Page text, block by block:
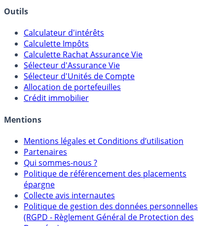
Calculateur d'intérêts
Calculette Impôts
Calculette Rachat Assurance Vie
Sélecteur d'Assurance Vie
Sélecteur d'Unités de Compte
Allocation de portefeuilles
Mentions légales et Conditions d’utilisation
Partenaires
Qui sommes-nous ?
Politique de référencement des placements
épargne
Collecte avis internautes
Politique de gestion des données personnelles